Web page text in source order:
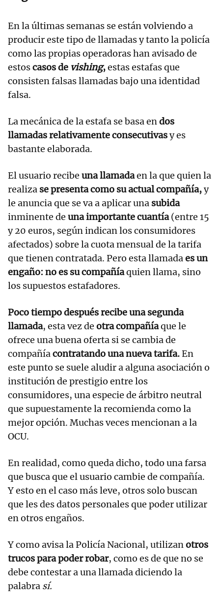
En la últimas semanas se están volviendo a
producir este tipo de llamadas y tanto la policía
como las propias operadoras han avisado de
estoscasos de vishing,estas estafas que
consisten falsas llamadas bajo una identidad
falsa.
La mecánica de la estafa se basa endos
llamadas relativamente consecutivasy es
bastante elaborada.
El usuario recibe una llamadaen la que quien la
realiza se presenta como su actual compañía,y
le anuncia que se va a aplicar una subida
inminente de una importante cuantía(entre 15
y 20 euros, según indican los consumidores
afectados) sobre la cuota mensual de la tarifa
que tienen contratada. Pero esta llamadaes un
engaño: no es su compañíaquien llama, sino
los supuestos estafadores.
Poco tiempo después recibe una segunda
llamada, esta vez de otra compañíaque le
ofrece una buena oferta si se cambia de
compañíacontratando una nueva tarifa.En
este punto se suele aludir a alguna asociación o
institución de prestigio entre los
consumidores, una especie de árbitro neutral
que supuestamente la recomienda como la
mejor opción. Muchas veces mencionan a la
OCU.
En realidad, como queda dicho, todo una farsa
que busca que el usuario cambie de compañía.
Y esto en el caso más leve, otros solo buscan
que les des datos personales que poder utilizar
en otros engaños.
Y como avisa la Policía Nacional, utilizanotros
trucos para poder robar, como es de que no se
debe contestar a una llamada diciendo la
palabra sí.